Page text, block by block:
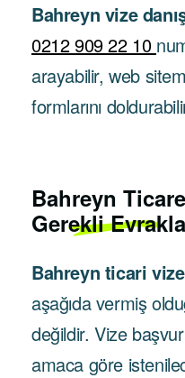
Bahreyn vize
0212 909 22 10
arayabilir, web
formlarını
Bahreyn
Gerekli
Bahreyn ticari vize
aşağıda vermiş
değildir. Vize
amaca göre